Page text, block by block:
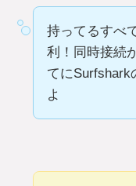
持ってるすべ
利！同時接続
てにSurfshark
よ